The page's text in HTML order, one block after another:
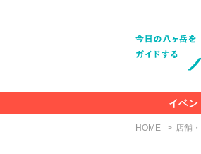
イベン
HOME 店舗